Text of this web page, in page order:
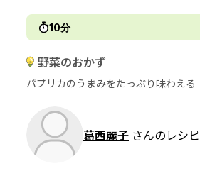
10分
野菜のおかず
パプリカのうまみをたっぷり味わえる
葛西麗子 さんのレシピ